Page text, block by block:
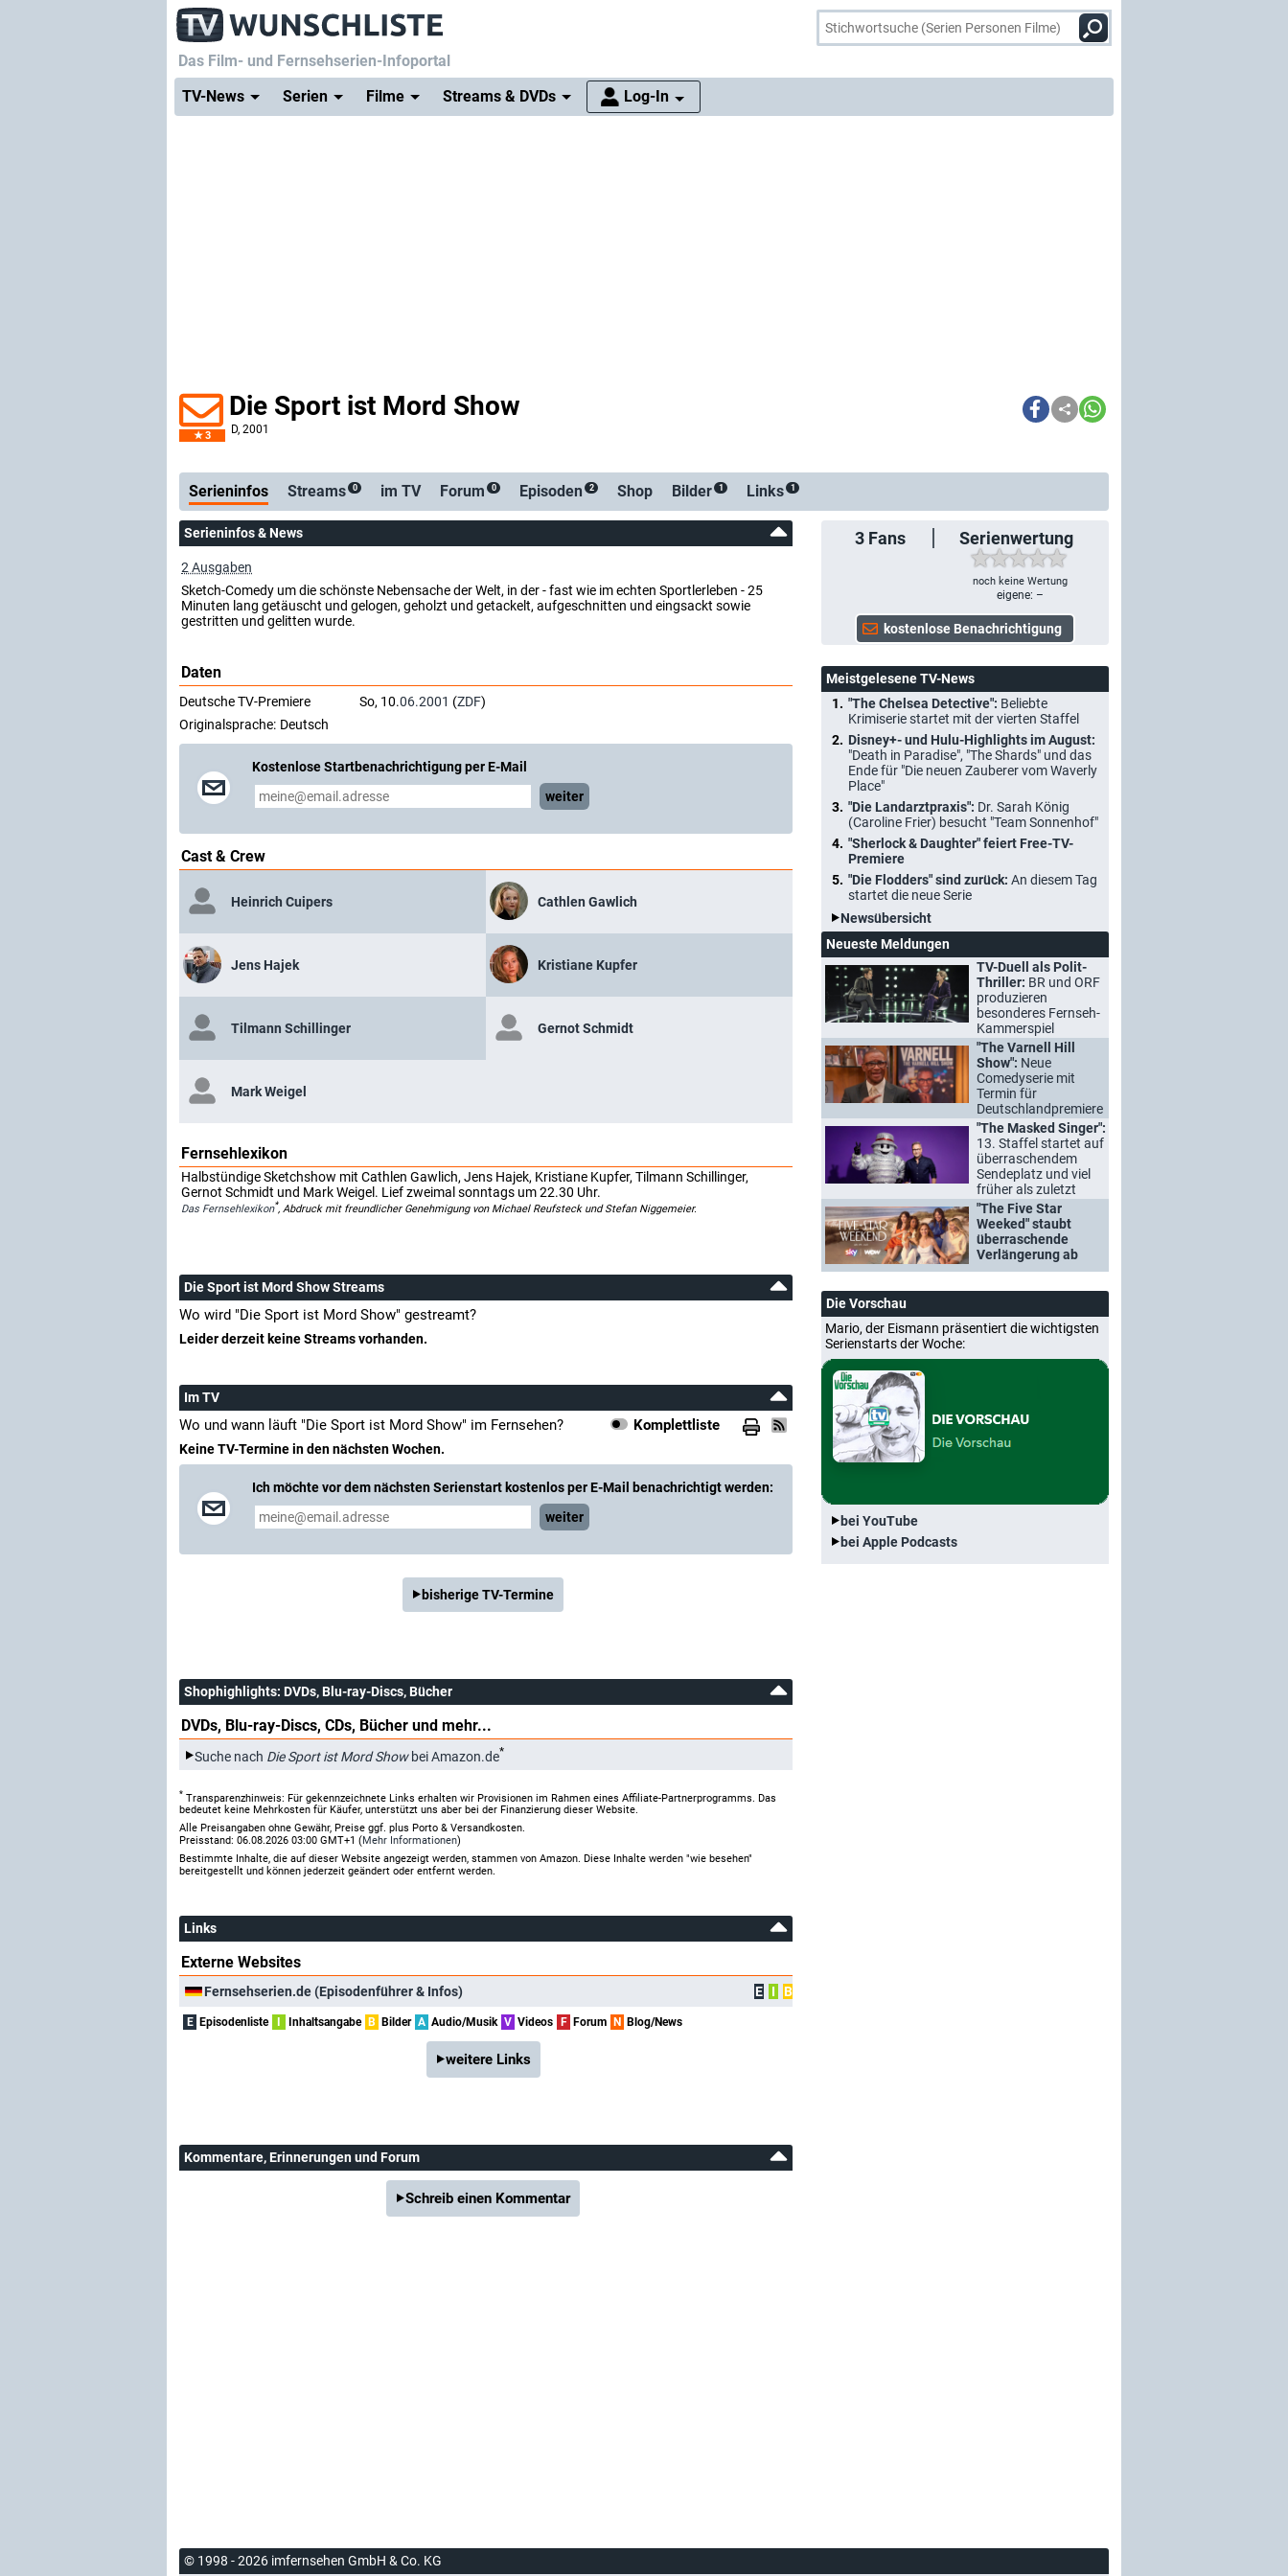
Das Film- und Fernsehserien-Infoportal
TV-News
Serien Filme Streams & DVDs Log-In
3
Die Sport ist Mord Show
D, 2001
Serienticker
Serieninfos Streams 0 im TV Forum 0 Episoden 2 Shop Bilder 1 Links 1
3 Fans Serienwertung
noch keine Wertung
eigene: –
Serieninfos & News
2 Ausgaben
Sketch-Comedy um die schönste Nebensache der Welt, in der - fast wie im echten Sportlerleben - 25
Minuten lang getäuscht und gelogen, geholzt und getackelt, aufgeschnitten und eingsackt sowie
gestritten und gelitten wurde.
Daten
Deutsche TV-Premiere So, 10.06.2001 (ZDF)
Originalsprache: Deutsch
Kostenlose Startbenachrichtigung per E-Mail
weiter
Cast & Crew
Heinrich Cuipers Cathlen Gawlich
Jens Hajek Kristiane Kupfer
Tilmann Schillinger Gernot Schmidt
Mark Weigel
Fernsehlexikon
Halbstündige Sketchshow mit Cathlen Gawlich, Jens Hajek, Kristiane Kupfer, Tilmann Schillinger,
Gernot Schmidt und Mark Weigel. Lief zweimal sonntags um 22.30 Uhr.
Das Fernsehlexikon*, Abdruck mit freundlicher Genehmigung von Michael Reufsteck und Stefan Niggemeier.
Die Sport ist Mord Show Streams
Wo wird "Die Sport ist Mord Show" gestreamt?
Leider derzeit keine Streams vorhanden.
Im TV
Wo und wann läuft "Die Sport ist Mord Show" im Fernsehen? Komplettliste
Keine TV-Termine in den nächsten Wochen.
Ich möchte vor dem nächsten Serienstart kostenlos per E-Mail benachrichtigt werden:
weiter
bisherige TV-Termine
Shophighlights: DVDs, Blu-ray-Discs, Bücher
DVDs, Blu-ray-Discs, CDs, Bücher und mehr...
Suche nach Die Sport ist Mord Showbei Amazon.de*
* Transparenzhinweis: Für gekennzeichnete Links erhalten wir Provisionen im Rahmen eines Affiliate-Partnerprogramms. Das
bedeutet keine Mehrkosten für Käufer, unterstützt uns aber bei der Finanzierung dieser Website.
Alle Preisangaben ohne Gewähr, Preise ggf. plus Porto & Versandkosten.
Preisstand: 06.08.2026 03:00 GMT+1 (Mehr Informationen)
Bestimmte Inhalte, die auf dieser Website angezeigt werden, stammen von Amazon. Diese Inhalte werden "wie besehen"
bereitgestellt und können jederzeit geändert oder entfernt werden.
Links
Externe Websites
Fernsehserien.de (Episodenführer & Infos) E I B
E Episodenliste Inhaltsangabe B Bilder A Audio/Musik V Videos F Forum N Blog/News
weitere Links
Kommentare, Erinnerungen und Forum
Schreib einen Kommentar
Meistgelesene TV-News
"The Chelsea Detective": Beliebte
Krimiserie startet mit der vierten Staffel
Disney+- und Hulu-Highlights im August:
"Death in Paradise", "The Shards" und das
Ende für "Die neuen Zauberer vom Waverly
Place"
"Die Landarztpraxis": Dr. Sarah König
(Caroline Frier) besucht "Team Sonnenhof"
"Sherlock & Daughter" feiert Free-TV-
Premiere
"Die Flodders" sind zurück: An diesem Tag
startet die neue Serie
Newsübersicht
Neueste Meldungen
TV-Duell als Polit-
Thriller: BR und ORF
produzieren
besonderes Fernseh-
Kammerspiel
"The Varnell Hill
Show": Neue
Comedyserie mit
Termin für
Deutschlandpremiere
"The Masked Singer":
13. Staffel startet auf
überraschendem
Sendeplatz und viel
früher als zuletzt
"The Five Star
Weeked" staubt
überraschende
Verlängerung ab
Die Vorschau
Mario, der Eismann präsentiert die wichtigsten
Serienstarts der Woche:
bei YouTube
bei Apple Podcasts
© 1998 - 2026 imfernsehen GmbH & Co. KG